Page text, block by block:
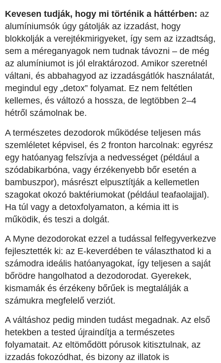
Kevesen tudják, hogy mi történik a háttérben: az
alumíniumsók úgy gátolják az izzadást, hogy
blokkolják a verejtékmirigyeket, így sem az izzadtság,
sem a méreganyagok nem tudnak távozni – de még
az alumíniumot is jól elraktározod. Amikor szeretnél
váltani, és abbahagyod az izzadásgátlók használatát,
megindul egy „detox” folyamat. Ez nem feltétlen
kellemes, és változó a hossza, de legtöbben 2–4
hétről számolnak be.
A természetes dezodorok működése teljesen más
szemléletet képvisel, és 2 fronton harcolnak: egyrész
egy hatóanyag felszívja a nedvességet (például a
szódabikarbóna, vagy érzékenyebb bőr esetén a
bambuszpor), másrészt elpusztítják a kellemetlen
szagokat okozó baktériumokat (például teafaolajjal).
Ha túl vagy a detoxfolyamaton, a kémia itt is
működik, és teszi a dolgát.
A Myne dezodorokat ezzel a tudással felfegyverkezve
fejlesztették ki: az E-keverdében te választhatod ki a
számodra ideális hatóanyagokat, így teljesen a saját
bőrödre hangolhatod a dezodorodat. Gyerekek,
kismamák és érzékeny bőrűek is megtalálják a
számukra megfelelő verziót.
A váltáshoz pedig minden tudást megadnak. Az első
hetekben a tested újraindítja a természetes
folyamatait. Az eltömődött pórusok kitisztulnak, az
izzadás fokozódhat, és bizony az illatok is